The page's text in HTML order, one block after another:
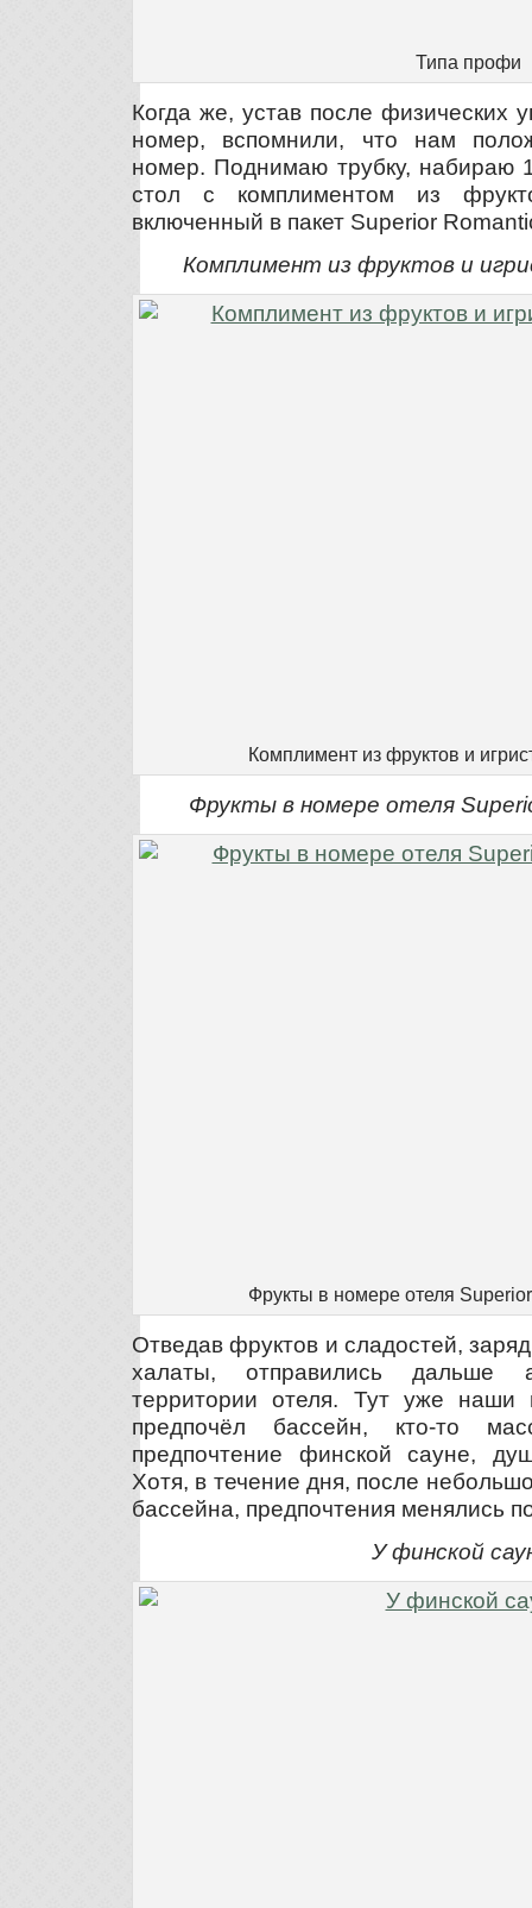
Типа профи
Когда же, устав после физических
номер, вспомнили, что нам
номер. Поднимаю трубку, набираю
стол с комплиментом из
включенный в пакет Superior
Комплимент из фруктов и
Комплимент из фруктов и
Фрукты в номере отеля
Фрукты в номере отеля
Отведав фруктов и сладостей,
халаты, отправились дальше
территории отеля. Тут уже наши
предпочёл бассейн, кто-то
предпочтение финской сауне,
Хотя, в течение дня, после
бассейна, предпочтения менялись
У финской